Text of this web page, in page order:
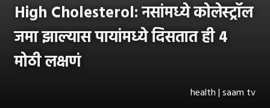
High Cholesterol: नसांमध्ये कोलेस्ट्रॉल
जमा झाल्यास पायांमध्ये दिसतात ही 4
मोठी लक्षणं
health | saam tv